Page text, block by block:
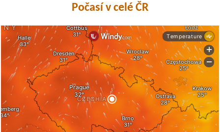
Počasí v celé ČR